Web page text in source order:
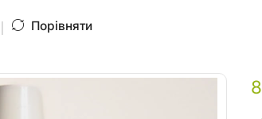
Порівняти